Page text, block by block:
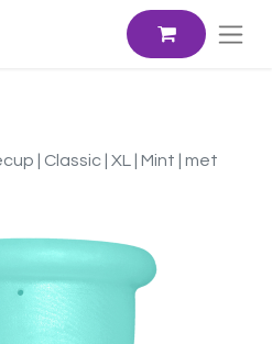
| Classic | XL | Mint | met